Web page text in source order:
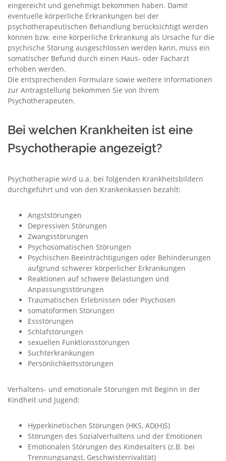
eingereicht und genehmigt bekommen haben. Damit
eventuelle körperliche Erkrankungen bei der
psychotherapeutischen Behandlung berücksichtigt werden
können bzw. eine körperliche Erkrankung als Ursache für die
psychische Störung ausgeschlossen werden kann, muss ein
somatischer Befund durch einen Haus- oder Facharzt
erhoben werden.
Die entsprechenden Formulare sowie weitere Informationen
zur Antragstellung bekommen Sie von Ihrem
Psychotherapeuten.
Bei welchen Krankheiten ist eine
Psychotherapie angezeigt?
Psychotherapie wird u.a. bei folgenden Krankheitsbildern
durchgeführt und von den Krankenkassen bezahlt:
Angststörungen
Depressiven Störungen
Zwangsstörungen
Psychosomatischen Störungen
Psychischen Beeinträchtigungen oder Behinderungen
aufgrund schwerer körperlicher Erkrankungen
Reaktionen auf schwere Belastungen und
Anpassungsstörungen
Traumatischen Erlebnissen oder Psychosen
somatoformen Störungen
Essstörungen
Schlafstörungen
sexuellen Funktionsstörungen
Suchterkrankungen
Persönlichkeitsstörungen
Verhaltens- und emotionale Störungen mit Beginn in der
Kindheit und Jugend:
Hyperkinetischen Störungen (HKS, AD(H)S)
Störungen des Sozialverhaltens und der Emotionen
Emotionalen Störungen des Kindesalters (z.B. bei
Trennungsangst, Geschwisterrivalität)